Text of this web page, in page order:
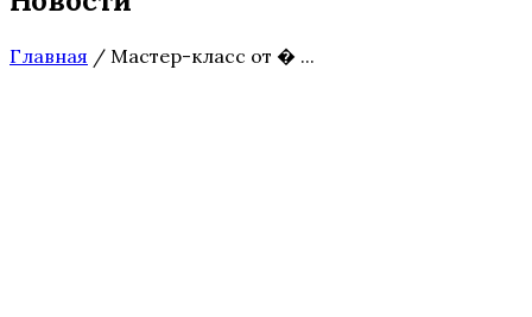
Главная / Мастер-класс от � ...